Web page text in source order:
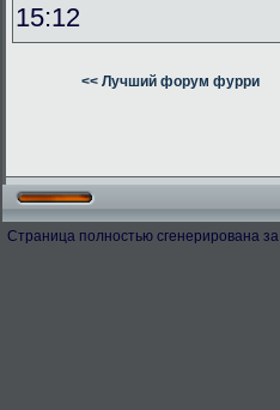
15:12
<< Лучший форум фурри
Страница полностью сгенерирована за